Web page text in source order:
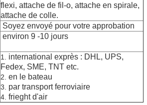
flexi, attache de fil-o, attache en spirale,
attache de colle.
Soyez envoyé pour votre approbation
environ 9 -10 jours
1. international exprès : DHL, UPS,
Fedex, SME, TNT etc.
2. en le bateau
3. par transport ferroviaire
4. frieght d'air